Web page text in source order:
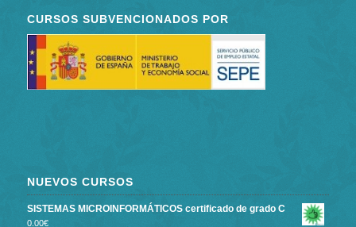
CURSOS SUBVENCIONADOS POR
NUEVOS CURSOS
SISTEMAS MICROINFORMÁTICOS certificado de grado C
0.00€